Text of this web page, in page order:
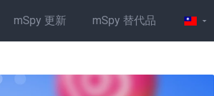
mSpy 更新 mSpy 替代品